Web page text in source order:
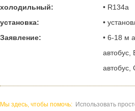
холодильный:
• R134a
установка:
•
Заявление:
• 6-18 м
автобус,
Мы здесь, чтобы помочь: Использовать